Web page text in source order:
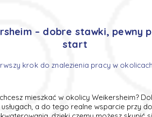
– dobre stawki, pewny
start
krok do znalezienia pracy w
mieszkać w okolicy Weikersheim?
a do tego realne wsparcie przy